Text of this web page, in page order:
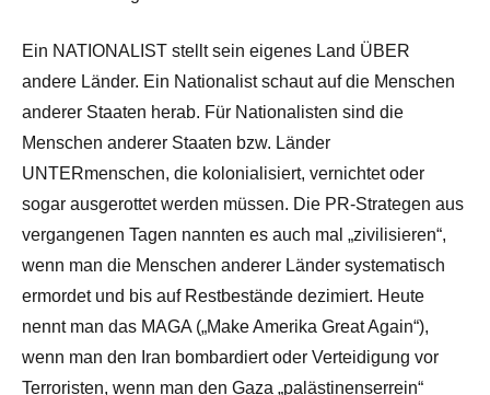
Ein NATIONALIST stellt sein eigenes Land ÜBER
andere Länder. Ein Nationalist schaut auf die Menschen
anderer Staaten herab. Für Nationalisten sind die
Menschen anderer Staaten bzw. Länder
UNTERmenschen, die kolonialisiert, vernichtet oder
sogar ausgerottet werden müssen. Die PR-Strategen aus
vergangenen Tagen nannten es auch mal „zivilisieren“,
wenn man die Menschen anderer Länder systematisch
ermordet und bis auf Restbestände dezimiert. Heute
nennt man das MAGA („Make Amerika Great Again“),
wenn man den Iran bombardiert oder Verteidigung vor
Terroristen, wenn man den Gaza „palästinenserrein“